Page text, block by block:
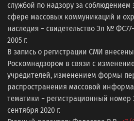
службой по надзору за соблюдением
сфере массовых коммуникаций и
наследия − свидетельство Эл №
2005 г.
В запись о регистрации СМИ
Роскомнадзором в связи с
учредителей, изменением формы
распространения массовой
тематики − регистрационный номер
сентября 2020 г.